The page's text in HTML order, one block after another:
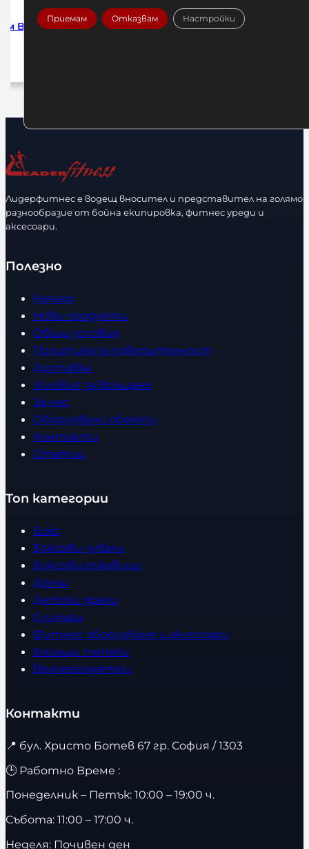
4м Бинтове за Бокс Venum Black 2.5м
Лидерфитнес е водещ вносител и представител на голямо
разнообразие от бойна екипировка, фитнес уреди и
аксесоари.
Полезно
Начало
Нови продукти
Общи условия
Политика за поверителност
Доставка
Условия за връщане
За нас
Оборудвани обекти
Контакти
Статии
Топ категории
Бокс
Боксови чували
Боксови ръкавици
Дрехи
Детски дрехи
Суичъри
Фитнес оборудване и аксесоари
Бягащи пътеки
Велоергометри
Контакти
📍 бул. Христо Ботев 67 гр. София / 1303
🕒 Работно Време :
Понеделник – Петък: 10:00 – 19:00 ч.
Събота: 11:00 – 17:00 ч.
Неделя: Почивен ден
Приемам Отказвам Настройки